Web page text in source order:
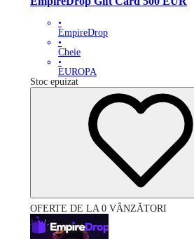
•
EmpireDrop
•
Cheie
•
EUROPA
Stoc epuizat
OFERTE DE LA 0 VÂNZĂTORI